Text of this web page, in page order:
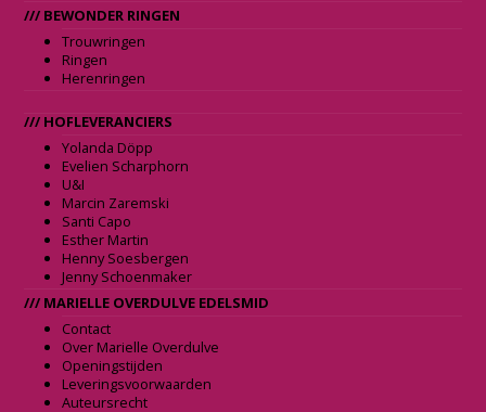
/// BEWONDER RINGEN
Trouwringen
Ringen
Herenringen
/// HOFLEVERANCIERS
Yolanda Döpp
Evelien Scharphorn
U&I
Marcin Zaremski
Santi Capo
Esther Martin
Henny Soesbergen
Jenny Schoenmaker
/// MARIELLE OVERDULVE EDELSMID
Contact
Over Marielle Overdulve
Openingstijden
Leveringsvoorwaarden
Auteursrecht